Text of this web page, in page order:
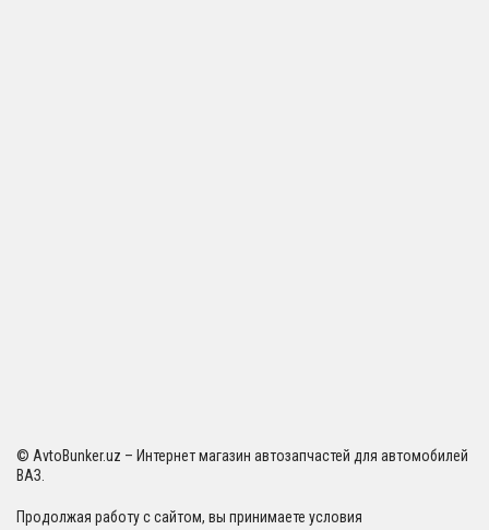
© AvtoBunker.uz – Интернет магазин автозапчастей для автомобилей
ВАЗ.
Продолжая работу с сайтом, вы принимаете условия